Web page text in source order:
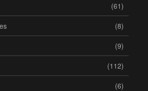
(61)
(8)
(9)
(112)
(6)